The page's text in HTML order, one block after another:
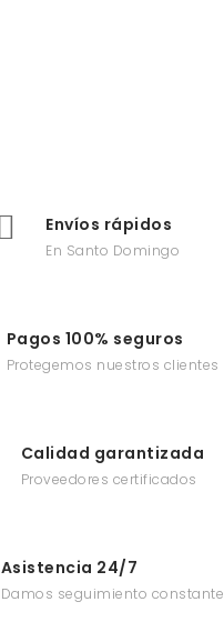
Envíos rápidos
En Santo Domingo
Pagos 100% seguros
Protegemos nuestros clientes
Calidad garantizada
Proveedores certificados
Asistencia 24/7
Damos seguimiento constante